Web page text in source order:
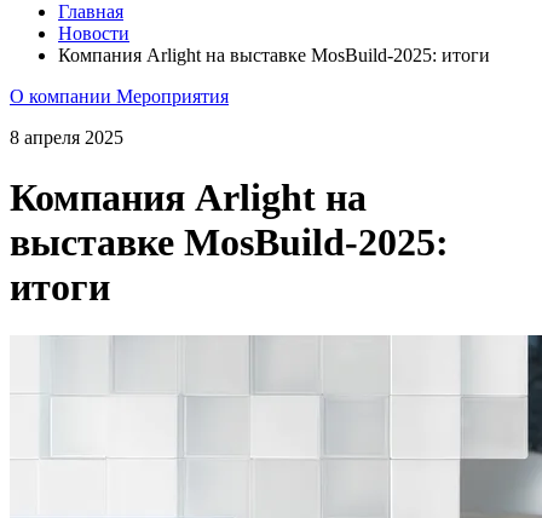
Главная
Новости
Компания Arlight на выставке MosBuild-2025: итоги
О компании Мероприятия
8 апреля 2025
Компания Arlight на
выставке MosBuild-2025:
итоги